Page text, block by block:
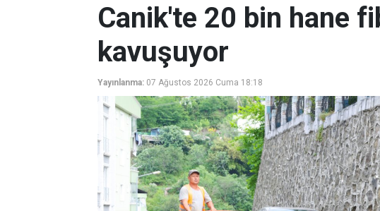
Canik'te 20 bin hane
kavuşuyor
Yayınlanma: 07 Ağustos 2026 Cuma 18:18